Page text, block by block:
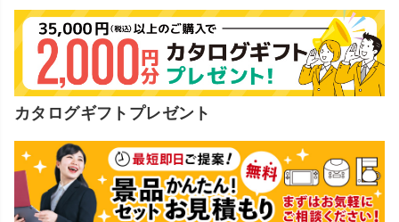
カタログギフトプレゼント